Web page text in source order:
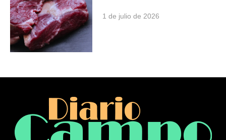
1 de julio de 2026